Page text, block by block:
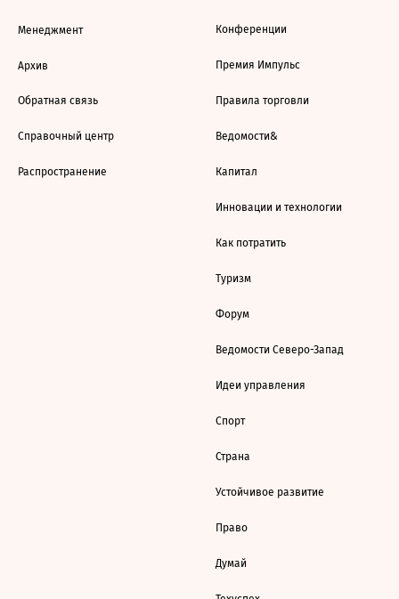
Менеджмент
Архив
Обратная связь
Справочный центр
Распространение
Конференции
Премия Импульс
Правила торговли
Ведомости&
Капитал
Инновации и технологии
Как потратить
Туризм
Форум
Ведомости Северо-Запад
Идеи управления
Спорт
Страна
Устойчивое развитие
Право
Думай